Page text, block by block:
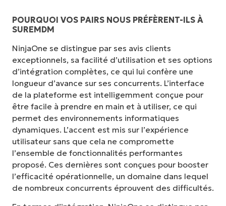
POURQUOI VOS PAIRS NOUS PRÉFÈRENT-ILS À
SUREMDM
NinjaOne se distingue par ses avis clients
exceptionnels, sa facilité d’utilisation et ses options
d’intégration complètes, ce qui lui confère une
longueur d’avance sur ses concurrents. L’interface
de la plateforme est intelligemment conçue pour
être facile à prendre en main et à utiliser, ce qui
permet des environnements informatiques
dynamiques. L’accent est mis sur l’expérience
utilisateur sans que cela ne compromette
l’ensemble de fonctionnalités performantes
proposé. Ces dernières sont conçues pour booster
l’efficacité opérationnelle, un domaine dans lequel
de nombreux concurrents éprouvent des difficultés.